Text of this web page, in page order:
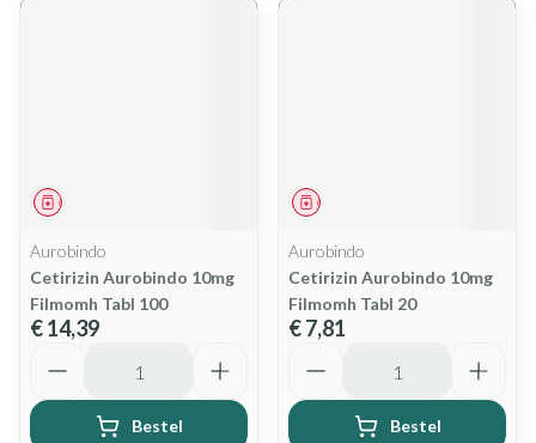
Geneesmiddel
Aurobindo
Cetirizin Aurobindo 10mg
Filmomh Tabl 100
€ 14,39
Bestel
Geneesmiddel
Aurobindo
Cetirizin Aurobindo 10mg
Filmomh Tabl 20
€ 7,81
Bestel